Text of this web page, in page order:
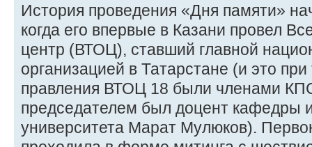
История проведения «Дня памяти»
когда его впервые в Казани провел
центр (ВТОЦ), ставший главной
организацией в Татарстане (и это
правления ВТОЦ 18 были членами
председателем был доцент кафедры
университета Марат Мулюков).